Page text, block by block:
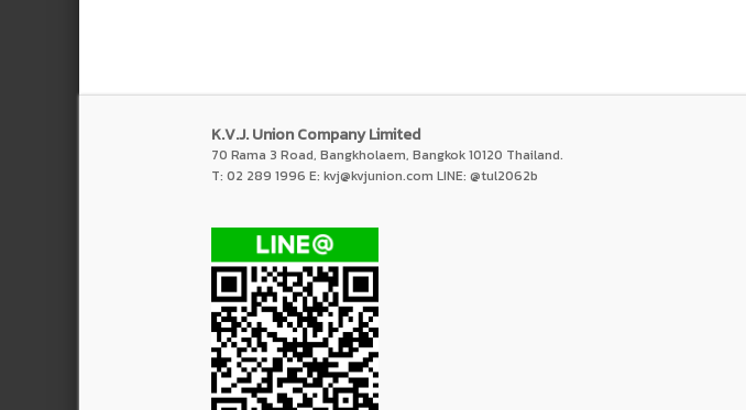
K.V.J. Union Company Limited
70 Rama 3 Road, Bangkholaem, Bangkok 10120 Thailand.
T: 02 289 1996 E: kvj@kvjunion.com LINE: @tul2062b